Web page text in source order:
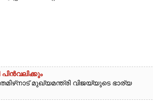
മുഖ്യമന്ത്രി വിജയ്‌യുടെ ഭാര്യ